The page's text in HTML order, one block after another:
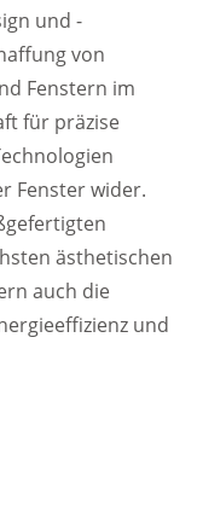
und ­-
von
Fenstern im
für präzise
Fenster wider.
ästhetischen
auch die
und